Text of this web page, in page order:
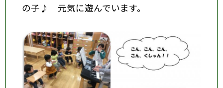
の子♪ 元気に遊んでいます。